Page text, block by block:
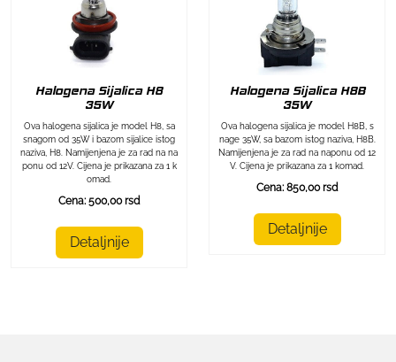
Halogena Sijalica H8
35W
Ova halogena sijalica je model H8, sa
snagom od 35W i bazom sijalice istog
naziva, H8. Namijenjena je za rad na na
ponu od 12V. Cijena je prikazana za 1 k
omad.
Cena: 500,00 rsd
Detaljnije
Halogena Sijalica H8B
35W
Ova halogena sijalica je model H8B, s
nage 35W, sa bazom istog naziva, H8B.
Namijenjena je za rad na naponu od 12
V. Cijena je prikazana za 1 komad.
Cena: 850,00 rsd
Detaljnije